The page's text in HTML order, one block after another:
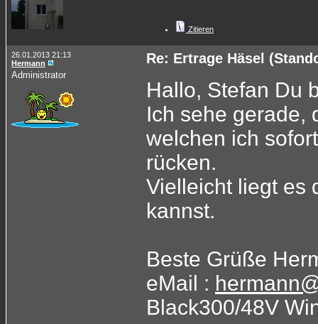
Zitieren
26.01.2013 21:13
Hermann
Administrator
Re: Ertrage Häsel
Hallo, Stefan Du
Ich sehe gerade,
welchen ich
rücken.
Vielleicht liegt es
kannst.
Beste Grüße
eMail :
Black300/48V